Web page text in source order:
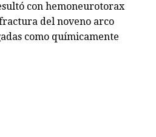
con hemoneurotorax
del noveno arco
como químicamente